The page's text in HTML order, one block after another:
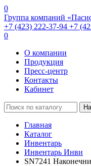
0
Группа компаний
+7 (423) 222-37-94 +7
0
О компании
Продукция
Пресс-центр
Контакты
Кабинет
Главная
Каталог
Инвентарь
Инвентарь Инви
SN7241